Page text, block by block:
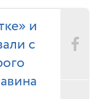
и
с